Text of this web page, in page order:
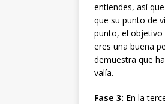
entiendes, así
que su punto de
punto, el objetivo
eres una buena
demuestra que
valía.
Fase 3: En la